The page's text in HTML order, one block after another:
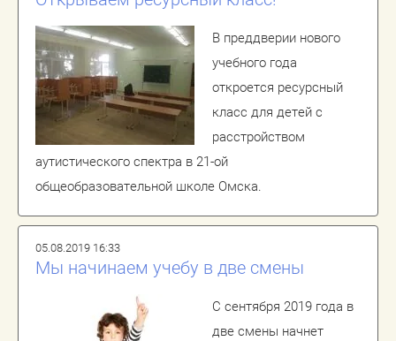
В преддверии нового
учебного года
откроется ресурсный
класс для детей с
расстройством
аутистического спектра в 21-ой
общеобразовательной школе Омска.
05.08.2019 16:33
Мы начинаем учебу в две смены
С сентября 2019 года в
две смены начнет